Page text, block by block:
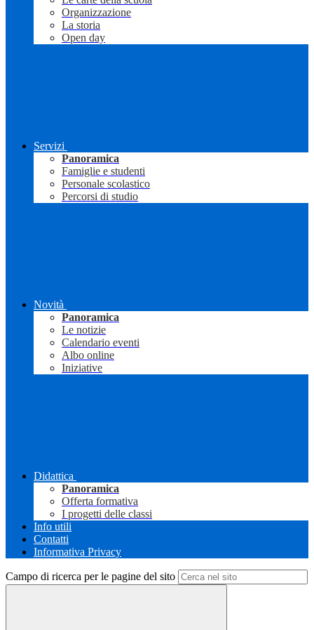
Organizzazione
La storia
Open day
Servizi
Panoramica
Famiglie e studenti
Personale scolastico
Percorsi di studio
Novità
Panoramica
Le notizie
Calendario eventi
Albo online
Iniziative
Didattica
Panoramica
Offerta formativa
I progetti delle classi
Info utili
Contatti
Informativa Privacy
Campo di ricerca per le pagine del sito